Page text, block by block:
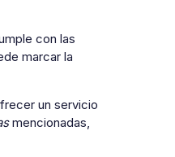
con las
marcar la
un servicio
mencionadas,